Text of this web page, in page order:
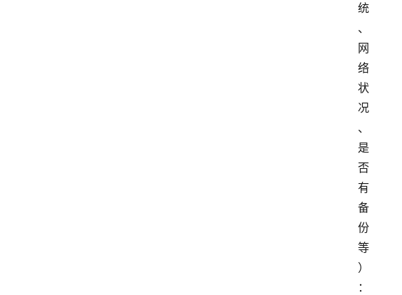
统
、
网
络
状
况
、
是
否
有
备
份
等
）
：